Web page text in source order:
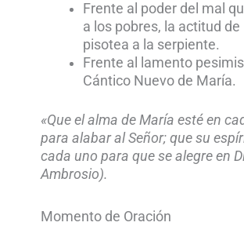
Frente al poder del mal
a los pobres, la actitud
pisotea a la serpiente.
Frente al lamento
Cántico Nuevo de María.
«Que el alma de María esté en
para alabar al Señor; que su
cada uno para que se alegre en
Ambrosio).
Momento de Oración